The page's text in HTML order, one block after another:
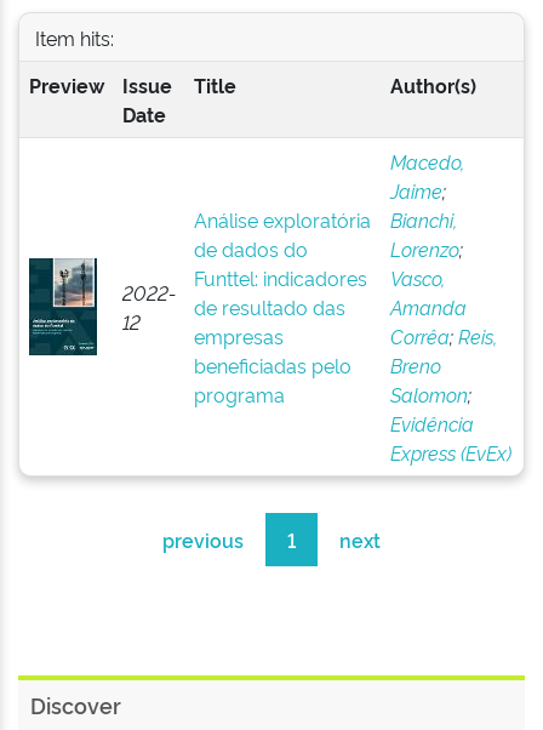
Item hits:
Preview
Issue
Date
Title Author(s)
2022-
12
Análise exploratória
de dados do
Funttel: indicadores
de resultado das
empresas
beneficiadas pelo
programa
Macedo,
Jaime;
Bianchi,
Lorenzo;
Vasco,
Amanda
Corrêa;Reis,
Breno
Salomon;
Evidência
Express (EvEx)
previous 1 next
Discover